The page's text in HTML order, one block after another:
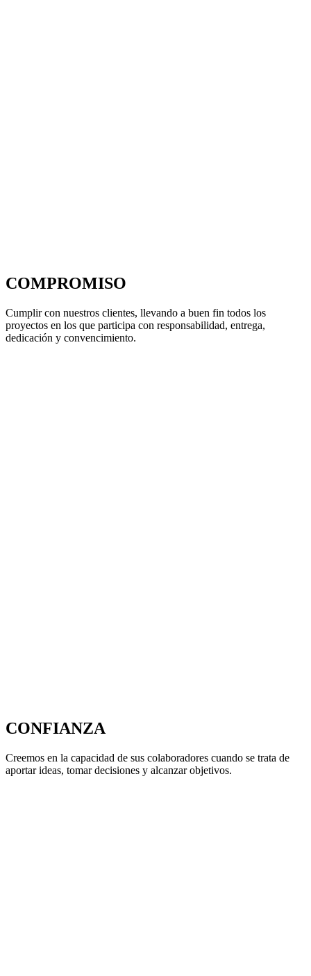
COMPROMISO
Cumplir con nuestros clientes, llevando a buen fin todos los
proyectos en los que participa con responsabilidad, entrega,
dedicación y convencimiento.
CONFIANZA
Creemos en la capacidad de sus colaboradores cuando se trata de
aportar ideas, tomar decisiones y alcanzar objetivos.